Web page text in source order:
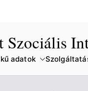
adatok